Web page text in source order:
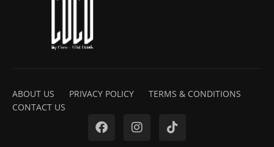
ABOUT US PRIVACY POLICY
TERMS & CONDITIONS
CONTACT US